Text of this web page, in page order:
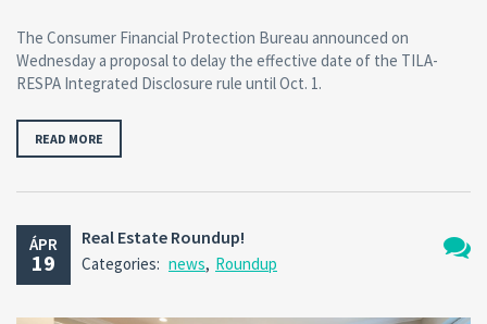
The Consumer Financial Protection Bureau announced on
Wednesday a proposal to delay the effective date of the TILA-
RESPA Integrated Disclosure rule until Oct. 1.
READ MORE
ÁPR
19
Real Estate Roundup!
Categories: news, Roundup